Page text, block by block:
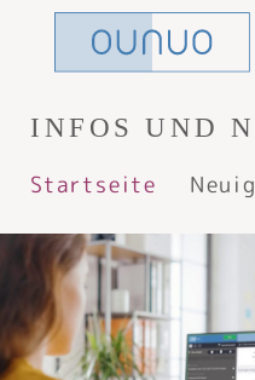
INFOS UND
Startseite